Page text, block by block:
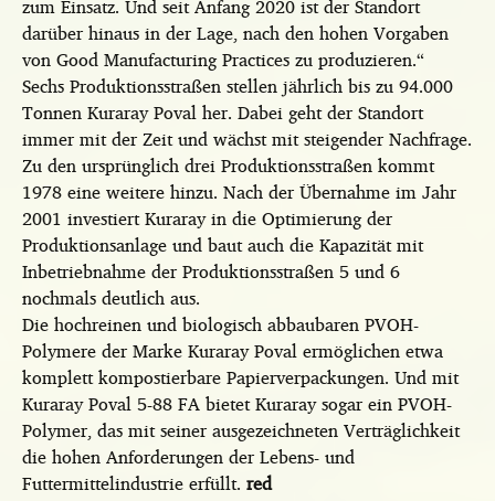
darüber hinaus in der Lage, nach den hohen Vorgaben
von Good Manufacturing Practices zu produzieren.“
Sechs Produktionsstraßen stellen jährlich bis zu 94.000
Tonnen Kuraray Poval her. Dabei geht der Standort
immer mit der Zeit und wächst mit steigender Nachfrage.
Zu den ursprünglich drei Produktionsstraßen kommt
1978 eine weitere hinzu. Nach der Übernahme im Jahr
2001 investiert Kuraray in die Optimierung der
Produktionsanlage und baut auch die Kapazität mit
Inbetriebnahme der Produktionsstraßen 5 und 6
nochmals deutlich aus.
Die hochreinen und biologisch abbaubaren PVOH-
Polymere der Marke Kuraray Poval ermöglichen etwa
komplett kompostierbare Papierverpackungen. Und mit
Kuraray Poval 5-88 FA bietet Kuraray sogar ein PVOH-
Polymer, das mit seiner ausgezeichneten Verträglichkeit
die hohen Anforderungen der Lebens- und
Futtermittelindustrie erfüllt. red